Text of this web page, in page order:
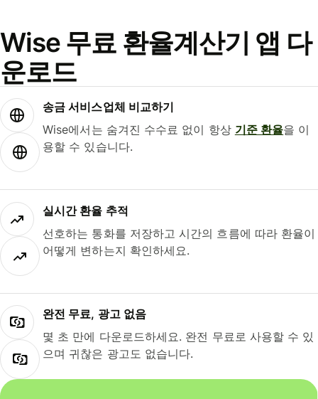
Wise 무료 환율계산기 앱 다
운로드
송금 서비스업체 비교하기
Wise에서는 숨겨진 수수료 없이 항상 기준 환율을 이
용할 수 있습니다.
실시간 환율 추적
선호하는 통화를 저장하고 시간의 흐름에 따라 환율이
어떻게 변하는지 확인하세요.
완전 무료, 광고 없음
몇 초 만에 다운로드하세요. 완전 무료로 사용할 수 있
으며 귀찮은 광고도 없습니다.